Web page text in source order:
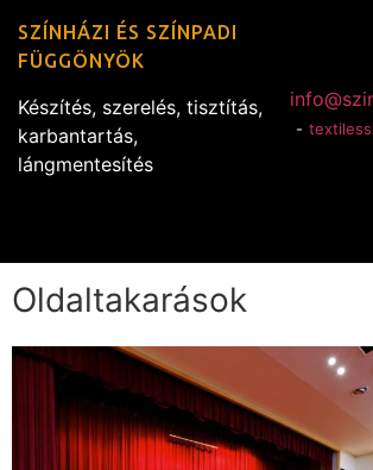
SZÍNHÁZI ÉS SZÍNPADI
FÜGGÖNYÖK
Készítés, szerelés, tisztítás,
karbantartás,
lángmentesítés
-
Oldaltakarások